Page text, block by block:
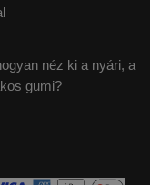
néz ki a nyári, a
gumi?